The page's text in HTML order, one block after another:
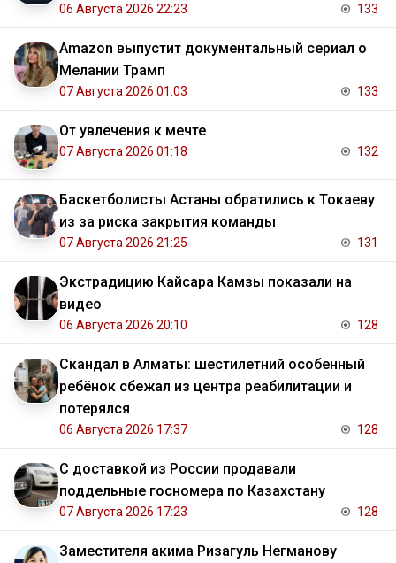
06 Августа 2026 22:23 133
Amazon выпустит документальный сериал о
Мелании Трамп
07 Августа 2026 01:03 133
От увлечения к мечте
07 Августа 2026 01:18 132
Баскетболисты Астаны обратились к Токаеву
из за риска закрытия команды
07 Августа 2026 21:25 131
Экстрадицию Кайсара Камзы показали на
видео
06 Августа 2026 20:10 128
Скандал в Алматы: шестилетний особенный
ребёнок сбежал из центра реабилитации и
потерялся
06 Августа 2026 17:37 128
С доставкой из России продавали
поддельные госномера по Казахстану
07 Августа 2026 17:23 128
Заместителя акима Ризагуль Негманову